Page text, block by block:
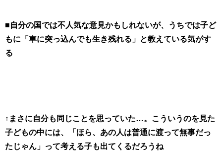
■自分の国では不人気な意見かもしれないが、うちでは子ど
もに「車に突っ込んでも生き残れる」と教えている気がす
る
↑まさに自分も同じことを思っていた…。こういうのを見た
子どもの中には、「ほら、あの人は普通に渡って無事だっ
たじゃん」って考える子も出てくるだろうね